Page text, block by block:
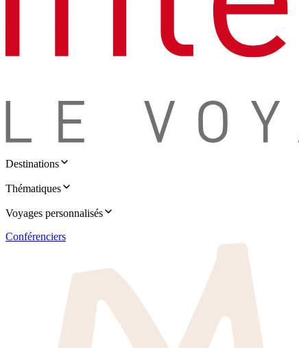
Destinations
Thématiques
Voyages personnalisés
Conférenciers